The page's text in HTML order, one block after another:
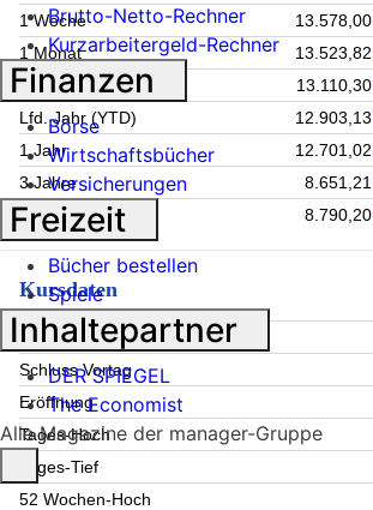
1 Woche
13.578,00
1 Monat
13.523,82
6 Monate
13.110,30
Lfd. Jahr (YTD)
12.903,13
1 Jahr
12.701,02
3 Jahre
8.651,21
5 Jahre
8.790,20
Kursdaten
Kurs
Schluss Vortag
Eröffnung
Tages-Hoch
Tages-Tief
52 Wochen-Hoch
Brutto-Netto-Rechner
Kurzarbeitergeld-Rechner
Finanzen
Börse
Wirtschaftsbücher
Versicherungen
Freizeit
Bücher bestellen
Spiele
Inhaltepartner
DER SPIEGEL
The Economist
Alle Magazine der manager-Gruppe